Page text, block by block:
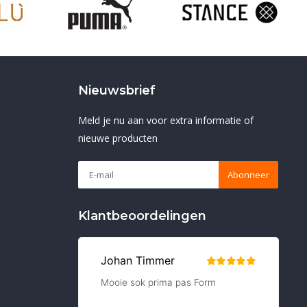
Nieuwsbrief
Meld je nu aan voor extra informatie of
nieuwe producten
Abonneer
Klantbeoordelingen